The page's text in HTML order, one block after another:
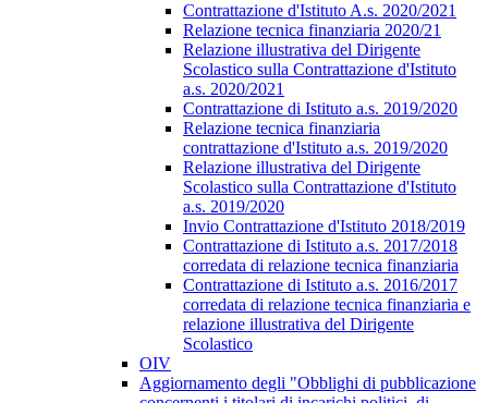
Contrattazione d'Istituto A.s. 2020/2021
Relazione tecnica finanziaria 2020/21
Relazione illustrativa del Dirigente
Scolastico sulla Contrattazione d'Istituto
a.s. 2020/2021
Contrattazione di Istituto a.s. 2019/2020
Relazione tecnica finanziaria
contrattazione d'Istituto a.s. 2019/2020
Relazione illustrativa del Dirigente
Scolastico sulla Contrattazione d'Istituto
a.s. 2019/2020
Invio Contrattazione d'Istituto 2018/2019
Contrattazione di Istituto a.s. 2017/2018
corredata di relazione tecnica finanziaria
Contrattazione di Istituto a.s. 2016/2017
corredata di relazione tecnica finanziaria e
relazione illustrativa del Dirigente
Scolastico
OIV
Aggiornamento degli "Obblighi di pubblicazione